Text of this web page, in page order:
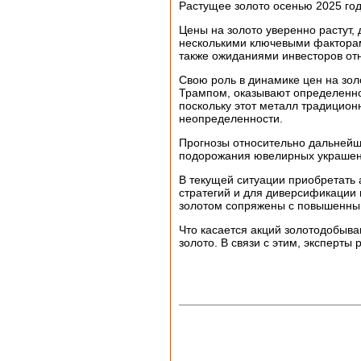
Растущее золото осенью 2025
Цены на золото уверенно
несколькими ключевыми
также ожиданиями инвесторов
Свою роль в динамике цен на
Трампом, оказывают
поскольку этот металл
неопределенности.
Прогнозы относительно
подорожания ювелирных
В текущей ситуации
стратегий и для
золотом сопряжены с
Что касается акций
золото. В связи с этим,